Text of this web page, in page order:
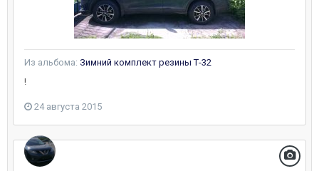
Из альбома: Зимний комплект резины Т-32
!
24 августа 2015